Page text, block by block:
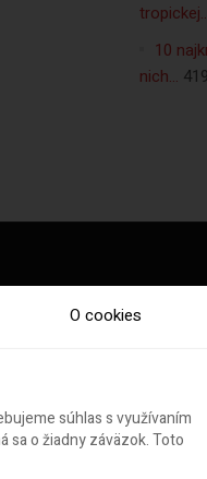
10
nich…
O cookies
súhlas s využívaním
sa o žiadny záväzok. Toto